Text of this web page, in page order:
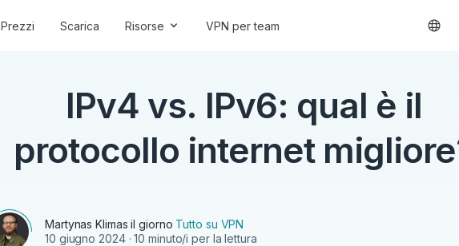
Prezzi Scarica Risorse VPN per team
IPv4 vs. IPv6: qual è il
protocollo internet
Martynas Klimas il giorno Tutto su VPN
10 giugno 2024· 10 minuto/i per la lettura